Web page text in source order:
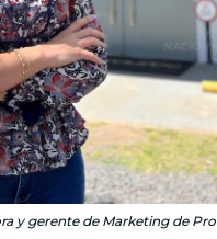
y gerente de Marketing de